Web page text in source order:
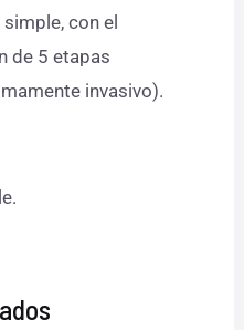
con el
de 5 etapas
invasivo).